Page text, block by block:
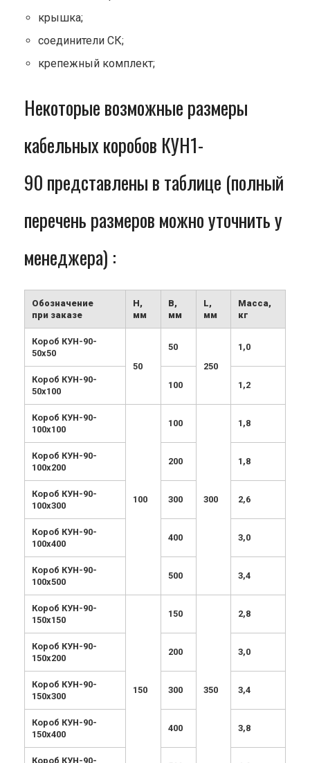
крышка;
соединители СК;
крепежный комплект;
Некоторые возможные размеры
кабельных коробов КУН1-
90 представлены в таблице (полный
перечень размеров можно уточнить у
менеджера) :
Обозначение
при заказе
H,
мм
B,
мм
L,
мм
Масса,
кг
Короб КУН-90-
50х50
50
50
250
1,0
Короб КУН-90-
50х100
100 1,2
Короб КУН-90-
100х100
100
100
300
1,8
Короб КУН-90-
100х200
200 1,8
Короб КУН-90-
100х300
300 2,6
Короб КУН-90-
100х400
400 3,0
Короб КУН-90-
100х500
500 3,4
Короб КУН-90-
150х150
150
150
350
2,8
Короб КУН-90-
150х200
200 3,0
Короб КУН-90-
150х300
300 3,4
Короб КУН-90-
150х400
400 3,8
Короб КУН-90-